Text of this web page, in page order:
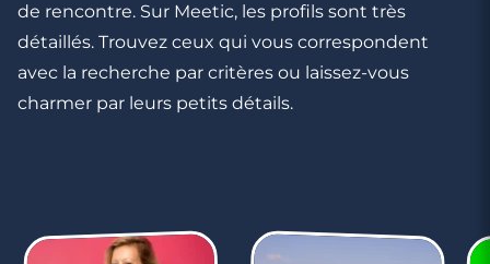
de rencontre. Sur Meetic, les profils sont très
détaillés. Trouvez ceux qui vous correspondent
avec la recherche par critères ou laissez-vous
charmer par leurs petits détails.